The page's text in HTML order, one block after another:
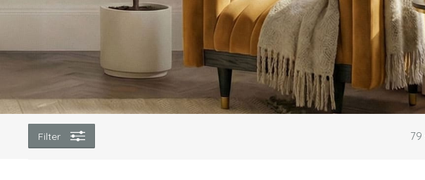
Filter 79